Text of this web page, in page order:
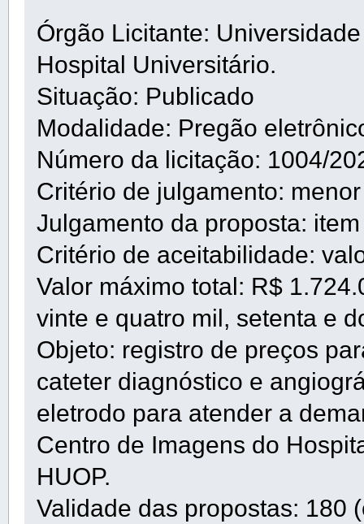
Órgão Licitante:
Hospital Universitário.
Situação: Publicado
Modalidade: Pregão
Número da licitação: 1004/
Critério de julgamento:
Julgamento da proposta: item
Critério de aceitabilidade:
Valor máximo total: R$
vinte e quatro mil, setenta e
Objeto: registro de preços
cateter diagnóstico e
eletrodo para atender a
Centro de Imagens do
HUOP.
Validade das propostas: 180